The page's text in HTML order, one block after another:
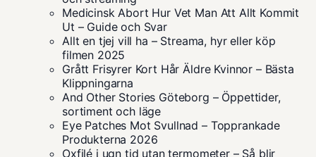
Medicinsk Abort Hur Vet Man Att Allt Kommit
Ut – Guide och Svar
Allt en tjej vill ha – Streama, hyr eller köp
filmen 2025
Grått Frisyrer Kort Hår Äldre Kvinnor – Bästa
Klippningarna
And Other Stories Göteborg – Öppettider,
sortiment och läge
Eye Patches Mot Svullnad – Topprankade
Produkterna 2026
Oxfilé i ugn tid utan termometer – Så blir